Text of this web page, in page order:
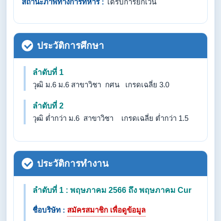
สถานะภาพทางการทหาร : ได้รับการยกเว้น
ประวัติการศึกษา
ลำดับที่ 1
วุฒิ ม.6 ม.6 สาขาวิชา กศน เกรดเฉลี่ย 3.0
ลำดับที่ 2
วุฒิ ต่ำกว่า ม.6 สาขาวิชา เกรดเฉลี่ย ต่ำกว่า 1.5
ประวัติการทำงาน
ลำดับที่ 1 : พฤษภาคม 2566 ถึง พฤษภาคม Cur
ชื่อบริษัท : สมัครสมาชิก เพื่อดูข้อมูล